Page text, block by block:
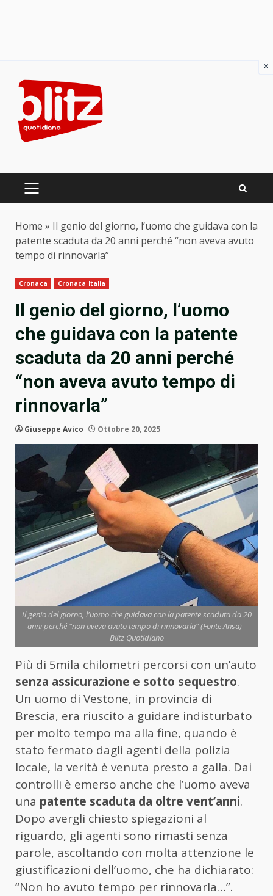
content
PRIMARY
Home » Il genio del giorno, l’uomo che guidava con la
patente scaduta da 20 anni perché “non aveva avuto
tempo di rinnovarla”
Cronaca Cronaca Italia
Il genio del giorno, l’uomo
che guidava con la patente
scaduta da 20 anni perché
“non aveva avuto tempo di
rinnovarla”
Giuseppe Avico Ottobre 20, 2025
Il genio del giorno, l'uomo che guidava con la patente scaduta da 20
anni perché "non aveva avuto tempo di rinnovarla" (Fonte Ansa) -
Blitz Quotidiano
Più di 5mila chilometri percorsi con un’auto
senza assicurazione e sotto sequestro.
Un uomo di Vestone, in provincia di
Brescia, era riuscito a guidare indisturbato
per molto tempo ma alla fine, quando è
stato fermato dagli agenti della polizia
locale, la verità è venuta presto a galla. Dai
controlli è emerso anche che l’uomo aveva
una patente scaduta da oltre vent’anni.
Dopo avergli chiesto spiegazioni al
riguardo, gli agenti sono rimasti senza
parole, ascoltando con molta attenzione le
giustificazioni dell’uomo, che ha dichiarato:
“Non ho avuto tempo per rinnovarla…”.
×